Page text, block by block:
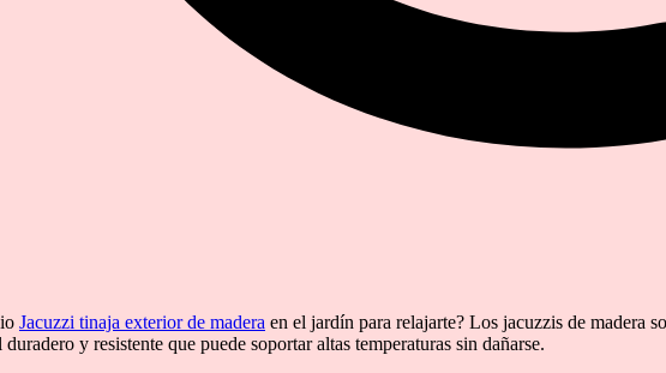
Jacuzzi tinaja exterior de madera en el jardín para relajarte? Los jacuzzis de madera
y resistente que puede soportar altas temperaturas sin dañarse.